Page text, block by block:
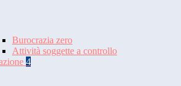
Burocrazia zero
Attività soggette a controllo
4